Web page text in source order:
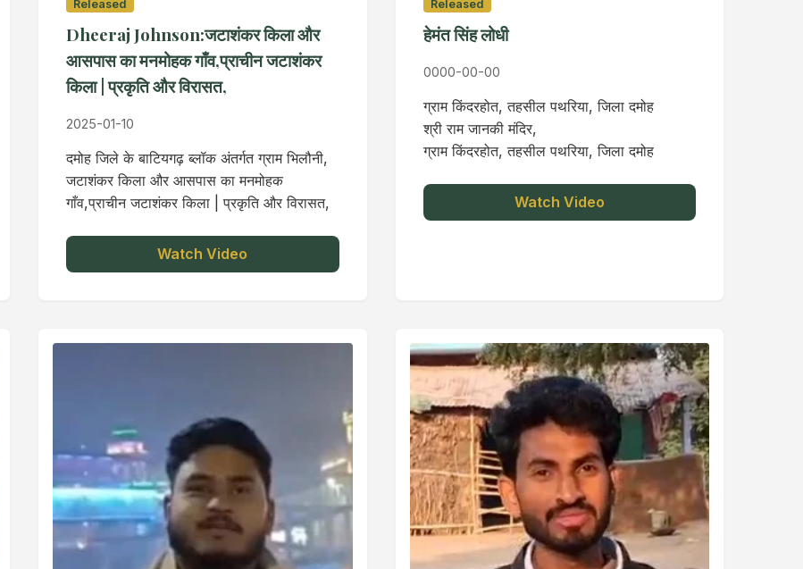
Released
Dheeraj Johnson:जटाशंकर किला और
आसपास का मनमोहक गाँव,प्राचीन जटाशंकर
किला | प्रकृति और विरासत,
2025-01-10
दमोह जिले के बाटियगढ़ ब्लॉक अंतर्गत ग्राम भिलौनी,
जटाशंकर किला और आसपास का मनमोहक
गाँव,प्राचीन जटाशंकर किला | प्रकृति और विरासत,
Watch Video
Released
हेमंत सिंह लोधी
0000-00-00
ग्राम किंदरहोत, तहसील पथरिया, जिला दमोह
श्री राम जानकी मंदिर,
ग्राम किंदरहोत, तहसील पथरिया, जिला दमोह
Watch Video